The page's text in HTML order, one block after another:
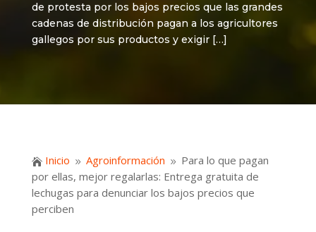
de protesta por los bajos precios que las grandes
cadenas de distribución pagan a los agricultores
gallegos por sus productos y exigir […]
 Inicio 9 Agroinformación 9 Para lo que pagan
por ellas, mejor regalarlas: Entrega gratuita de
lechugas para denunciar los bajos precios que
perciben